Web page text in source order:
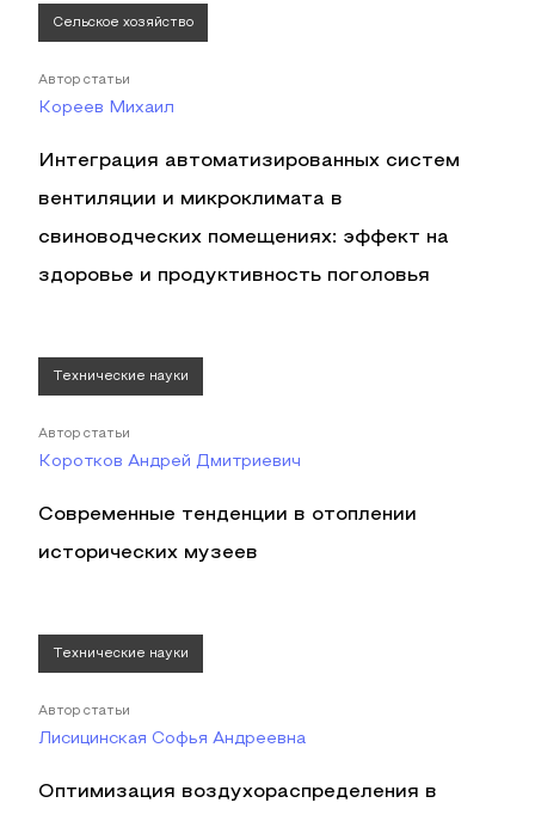
Сельское хозяйство
Автор статьи
Кореев Михаил
Интеграция автоматизированных систем
вентиляции и микроклимата в
свиноводческих помещениях: эффект на
здоровье и продуктивность поголовья
Технические науки
Автор статьи
Коротков Андрей Дмитриевич
Современные тенденции в отоплении
исторических музеев
Технические науки
Автор статьи
Лисицинская Софья Андреевна
Оптимизация воздухораспределения в